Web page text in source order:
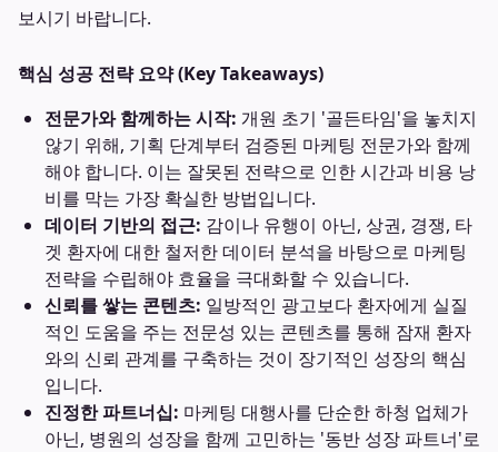
보시기 바랍니다.
핵심 성공 전략 요약 (Key Takeaways)
전문가와 함께하는 시작: 개원 초기 '골든타임'을 놓치지
않기 위해, 기획 단계부터 검증된 마케팅 전문가와 함께
해야 합니다. 이는 잘못된 전략으로 인한 시간과 비용 낭
비를 막는 가장 확실한 방법입니다.
데이터 기반의 접근: 감이나 유행이 아닌, 상권, 경쟁, 타
겟 환자에 대한 철저한 데이터 분석을 바탕으로 마케팅
전략을 수립해야 효율을 극대화할 수 있습니다.
신뢰를 쌓는 콘텐츠: 일방적인 광고보다 환자에게 실질
적인 도움을 주는 전문성 있는 콘텐츠를 통해 잠재 환자
와의 신뢰 관계를 구축하는 것이 장기적인 성장의 핵심
입니다.
진정한 파트너십: 마케팅 대행사를 단순한 하청 업체가
아닌, 병원의 성장을 함께 고민하는 '동반 성장 파트너'로